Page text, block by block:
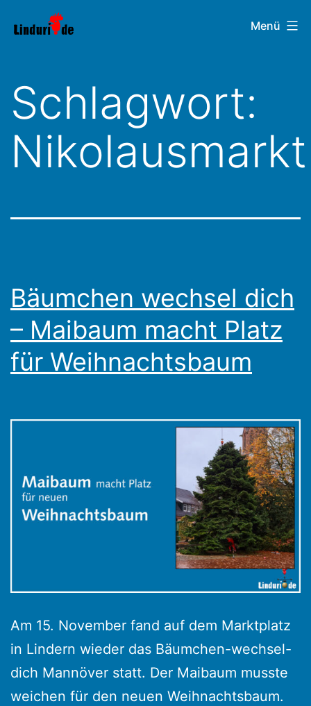
Inhalt
Linduri.de Menü
Schlagwort:
Nikolausmarkt
Bäumchen wechsel dich
– Maibaum macht Platz
für Weihnachtsbaum
Am 15. November fand auf dem Marktplatz
in Lindern wieder das Bäumchen-wechsel-
dich Mannöver statt. Der Maibaum musste
weichen für den neuen Weihnachtsbaum.